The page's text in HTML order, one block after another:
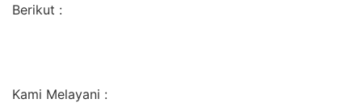
Berikut :
Kami Melayani :